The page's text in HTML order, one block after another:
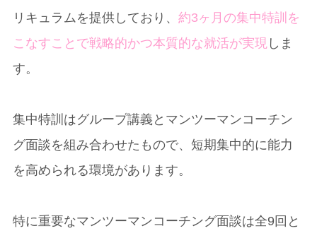
リキュラムを提供しており、 約3ヶ月の集中特訓を
こなすことで戦略的かつ本質的な就活が実現 しま
す。
集中特訓はグループ講義とマンツーマンコーチン
グ面談を組み合わせたもので、短期集中的に能力
を高められる環境があります。
特に重要なマンツーマンコーチング面談は全9回と